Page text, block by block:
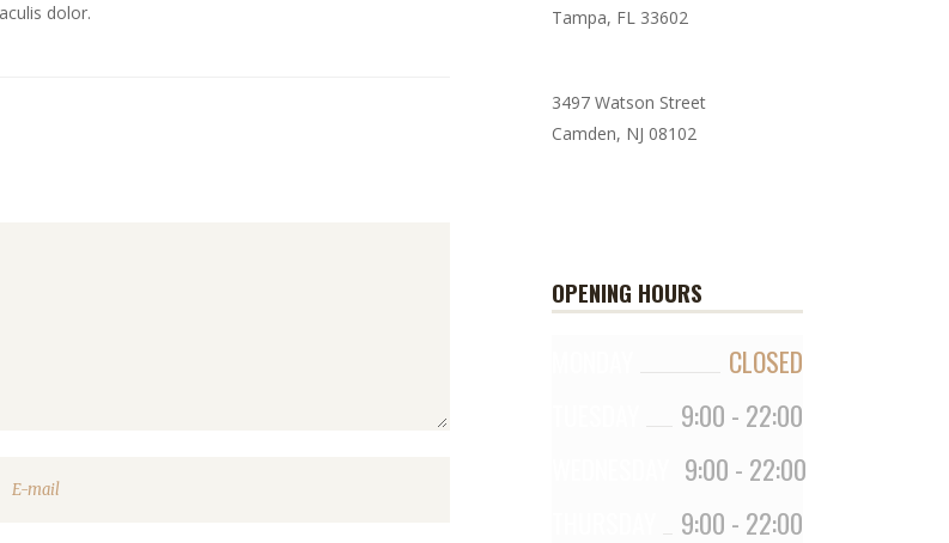
dolor.
Tampa, FL 33602
3497 Watson Street
Camden, NJ 08102
OPENING HOURS
CLOSED
9:00 - 22:00
9:00 - 22:00
9:00 - 22:00